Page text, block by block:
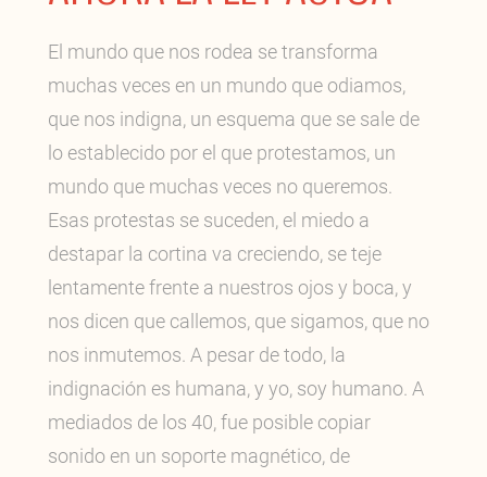
El mundo que nos rodea se transforma
muchas veces en un mundo que odiamos,
que nos indigna, un esquema que se sale de
lo establecido por el que protestamos, un
mundo que muchas veces no queremos.
Esas protestas se suceden, el miedo a
destapar la cortina va creciendo, se teje
lentamente frente a nuestros ojos y boca, y
nos dicen que callemos, que sigamos, que no
nos inmutemos. A pesar de todo, la
indignación es humana, y yo, soy humano. A
mediados de los 40, fue posible copiar
sonido en un soporte magnético, de